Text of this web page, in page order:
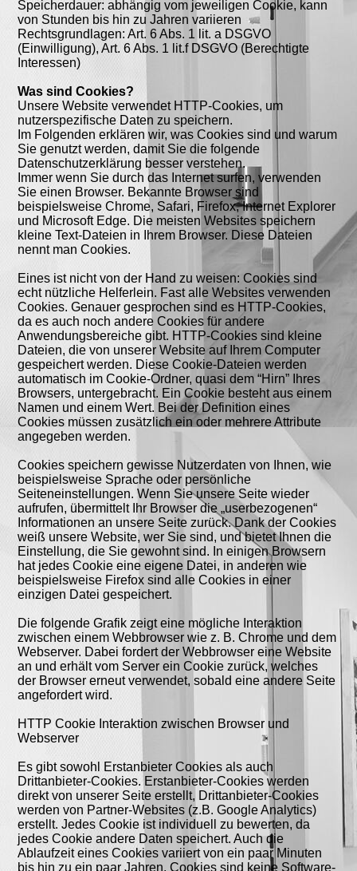
Speicherdauer: abhängig vom jeweiligen Cookie, kann
von Stunden bis hin zu Jahren variieren
Rechtsgrundlagen: Art. 6 Abs. 1 lit. a DSGVO
(Einwilligung), Art. 6 Abs. 1 lit.f DSGVO (Berechtigte
Interessen)
Was sind Cookies?
Unsere Website verwendet HTTP-Cookies, um
nutzerspezifische Daten zu speichern.
Im Folgenden erklären wir, was Cookies sind und warum
Sie genutzt werden, damit Sie die folgende
Datenschutzerklärung besser verstehen.
Immer wenn Sie durch das Internet surfen, verwenden
Sie einen Browser. Bekannte Browser sind
beispielsweise Chrome, Safari, Firefox, Internet Explorer
und Microsoft Edge. Die meisten Websites speichern
kleine Text-Dateien in Ihrem Browser. Diese Dateien
nennt man Cookies.
Eines ist nicht von der Hand zu weisen: Cookies sind
echt nützliche Helferlein. Fast alle Websites verwenden
Cookies. Genauer gesprochen sind es HTTP-Cookies,
da es auch noch andere Cookies für andere
Anwendungsbereiche gibt. HTTP-Cookies sind kleine
Dateien, die von unserer Website auf Ihrem Computer
gespeichert werden. Diese Cookie-Dateien werden
automatisch im Cookie-Ordner, quasi dem “Hirn” Ihres
Browsers, untergebracht. Ein Cookie besteht aus einem
Namen und einem Wert. Bei der Definition eines
Cookies müssen zusätzlich ein oder mehrere Attribute
angegeben werden.
Cookies speichern gewisse Nutzerdaten von Ihnen, wie
beispielsweise Sprache oder persönliche
Seiteneinstellungen. Wenn Sie unsere Seite wieder
aufrufen, übermittelt Ihr Browser die „userbezogenen“
Informationen an unsere Seite zurück. Dank der Cookies
weiß unsere Website, wer Sie sind, und bietet Ihnen die
Einstellung, die Sie gewohnt sind. In einigen Browsern
hat jedes Cookie eine eigene Datei, in anderen wie
beispielsweise Firefox sind alle Cookies in einer
einzigen Datei gespeichert.
Die folgende Grafik zeigt eine mögliche Interaktion
zwischen einem Webbrowser wie z. B. Chrome und dem
Webserver. Dabei fordert der Webbrowser eine Website
an und erhält vom Server ein Cookie zurück, welches
der Browser erneut verwendet, sobald eine andere Seite
angefordert wird.
HTTP Cookie Interaktion zwischen Browser und
Webserver
Es gibt sowohl Erstanbieter Cookies als auch
Drittanbieter-Cookies. Erstanbieter-Cookies werden
direkt von unserer Seite erstellt, Drittanbieter-Cookies
werden von Partner-Websites (z.B. Google Analytics)
erstellt. Jedes Cookie ist individuell zu bewerten, da
jedes Cookie andere Daten speichert. Auch die
Ablaufzeit eines Cookies variiert von ein paar Minuten
bis hin zu ein paar Jahren. Cookies sind keine Software-